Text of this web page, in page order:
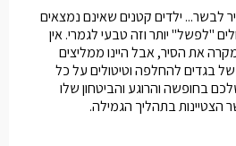
ילדים קטנים שאינם נמצאים
"לפשל" יותר וזה טבעי לגמרי. אין
את הסיר, אבל היינו ממליצים
של בגדים להחלפה וטיטולים על כל
בחופשה והרוגע והביטחון שלו
בתהליך הגמילה.